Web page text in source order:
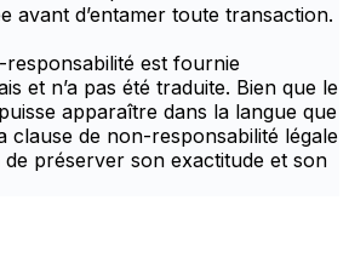
avant d’entamer toute transaction.
est fournie
et n’a pas été traduite. Bien que le
apparaître dans la langue que
clause de non-responsabilité légale
de préserver son exactitude et son